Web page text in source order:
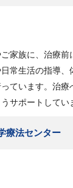
家族に、治療前
常生活の指導、
ています。治療
サポートしてい
療法センター